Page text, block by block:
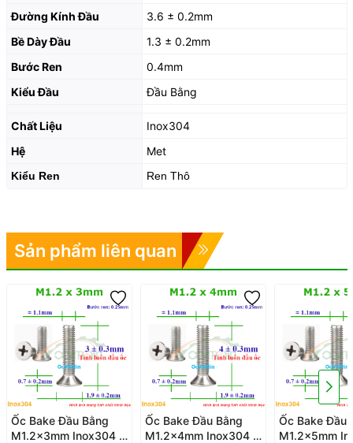
Đường Kính Đầu
3.6 ± 0.2mm
Bề Dày Đầu
1.3 ± 0.2mm
Bước Ren
0.4mm
Kiểu Đầu
Đầu Bằng
Chất Liệu
Inox304
Hệ
Met
Kiểu Ren Ren Thô
Sản phẩm liên quan
Ốc Bake Đầu Bằng
M1.2x3mm Inox304 -
Ốc Bake Đầu Bằng
M1.2x4mm Inox304 -
Ốc Bake Đầu
M1.2x5mm